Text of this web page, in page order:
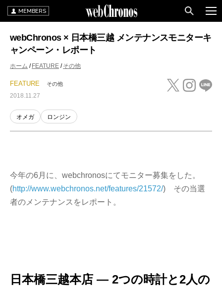
MEMBERS
webChronos × 日本橋三越 メンテナンスモニターキ
ャンペーン・レポート
ホーム FEATURE その他
FEATURE その他
2018.11.27
オメガ ロンジン
今年の6月に、webchronosにてモニター募集をした。
(http://www.webchronos.net/features/21572/) その当選
者のメンテナンスをレポート。
日本橋三越本店 ― 2つの時計と2人の